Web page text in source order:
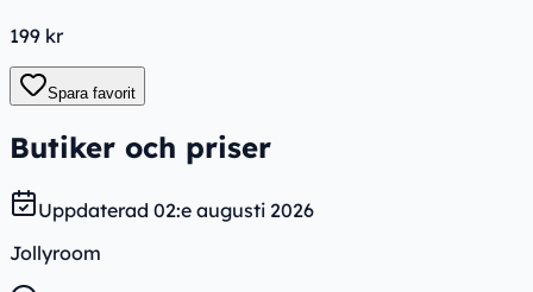
199 kr
Spara favorit
Butiker och priser
Uppdaterad 02:e augusti 2026
Jollyroom